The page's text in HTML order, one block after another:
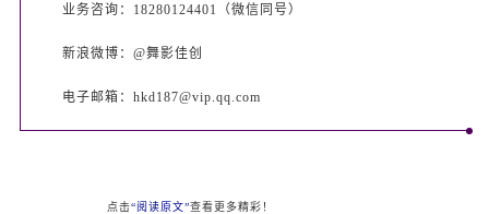
业务咨询：18280124401（微信同号）
新浪微博：@舞影佳创
电子邮箱：hkd187@vip.qq.com
点击“阅读原文”查看更多精彩！